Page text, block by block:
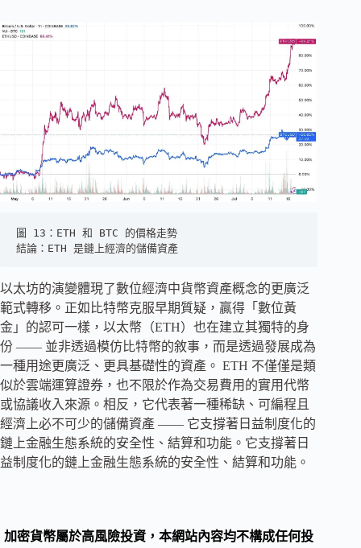
圖 13：ETH 和 BTC 的價格走勢
結論：ETH 是鏈上經濟的儲備資產
以太坊的演變體現了數位經濟中貨幣資產概念的更廣泛
範式轉移。正如比特幣克服早期質疑，贏得「數位黃
金」的認可一樣，以太幣（ETH）也在建立其獨特的身
份 —— 並非透過模仿比特幣的敘事，而是透過發展成為
一種用途更廣泛、更具基礎性的資產。 ETH 不僅僅是類
似於雲端運算證券，也不限於作為交易費用的實用代幣
或協議收入來源。相反，它代表著一種稀缺、可編程且
經濟上必不可少的儲備資產 —— 它支撐著日益制度化的
鏈上金融生態系統的安全性、結算和功能。 它支撐著日
益制度化的鏈上金融生態系統的安全性、結算和功能。
加密貨幣屬於高風險投資，本網站內容均不構成任何投